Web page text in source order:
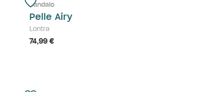
Sandalo
Pelle Airy
Lontra
74,99 €